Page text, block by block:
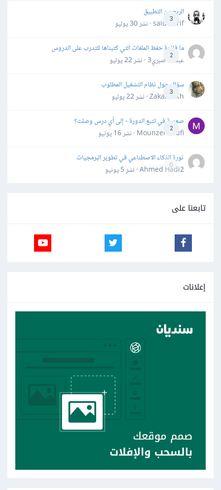
3
الربح من التطبيق
said darif · نشر
30 يوليو
2
ما فائدة حفظ الملفات التي كتبناها للتدرب على الدروس
عبدالله صبري3 · نشر
22 يوليو
3
سؤال حول نظام التشغيل المطلوب
Zakaria Kh · نشر
22 يوليو
2
صعوبة في تتبع الدورة - إلى أي درس وصلت؟
Mounzer Soufi · نشر
16 يونيو
0
ثورة الذكاء الاصطناعي في تطوير البرمجيات
Ahmed Hadi2 · نشر
5 يونيو
تابعنا على
إعلانات